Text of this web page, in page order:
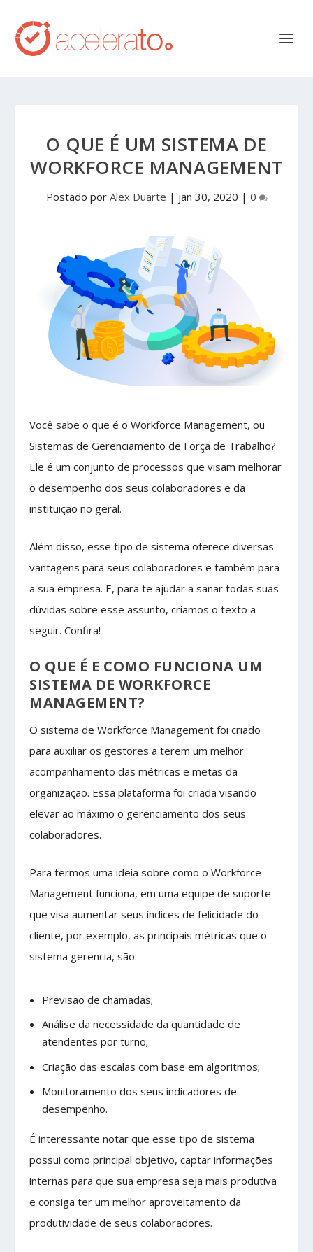
O QUE É UM SISTEMA DE
WORKFORCE MANAGEMENT
Postado por Alex Duarte | jan 30, 2020 | 0
Você sabe o que é o Workforce Management, ou
Sistemas de Gerenciamento de Força de Trabalho?
Ele é um conjunto de processos que visam melhorar
o desempenho dos seus colaboradores e da
instituição no geral.
Além disso, esse tipo de sistema oferece diversas
vantagens para seus colaboradores e também para
a sua empresa. E, para te ajudar a sanar todas suas
dúvidas sobre esse assunto, criamos o texto a
seguir. Confira!
O QUE É E COMO FUNCIONA UM
SISTEMA DE WORKFORCE
MANAGEMENT?
O sistema de Workforce Management foi criado
para auxiliar os gestores a terem um melhor
acompanhamento das métricas e metas da
organização. Essa plataforma foi criada visando
elevar ao máximo o gerenciamento dos seus
colaboradores.
Para termos uma ideia sobre como o Workforce
Management funciona, em uma equipe de suporte
que visa aumentar seus índices de felicidade do
cliente, por exemplo, as principais métricas que o
sistema gerencia, são:
Previsão de chamadas;
Análise da necessidade da quantidade de
atendentes por turno;
Criação das escalas com base em algoritmos;
Monitoramento dos seus indicadores de
desempenho.
É interessante notar que esse tipo de sistema
possui como principal objetivo, captar informações
internas para que sua empresa seja mais produtiva
e consiga ter um melhor aproveitamento da
produtividade de seus colaboradores.